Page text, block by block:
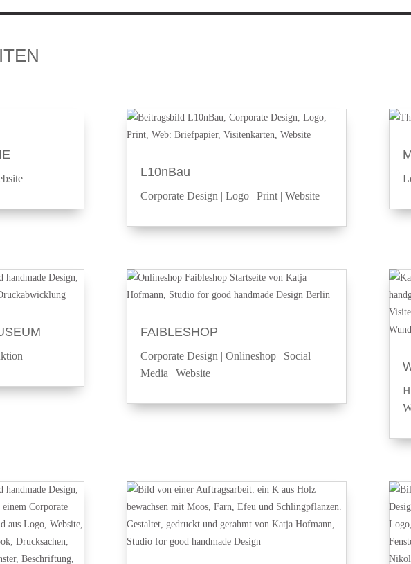
L10nBau
Corporate Design |Logo |Print |Website
FAIBLESHOP
Corporate Design |Onlineshop | Social
Media |Website